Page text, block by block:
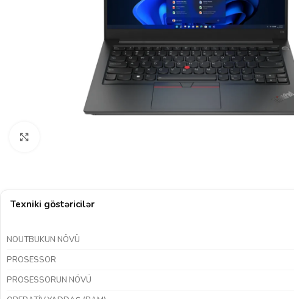
Texniki göstəricilər
NOUTBUKUN NÖVÜ
PROSESSOR
PROSESSORUN NÖVÜ